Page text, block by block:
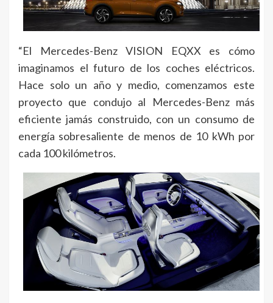
“El Mercedes-Benz VISION EQXX es cómo
imaginamos el futuro de los coches eléctricos.
Hace solo un año y medio, comenzamos este
proyecto que condujo al Mercedes-Benz más
eficiente jamás construido, con un consumo de
energía sobresaliente de menos de 10 kWh por
cada 100 kilómetros.